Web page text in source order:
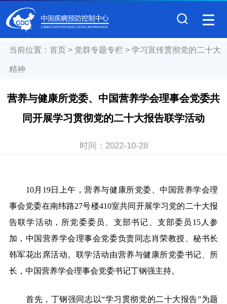
当前位置： 首页> 党群专题专栏 > 学习宣传贯彻党的二十大
精神
营养与健康所党委、中国营养学会理事会党委共
同开展学习贯彻党的二十大报告联学活动
时间： 2022-10-28
10月19日上午，营养与健康所党委、中国营养学会理
事会党委在南纬路27号楼410室共同开展学习党的二十大报
告联学活动，所党委委员、支部书记、支部委员15人参
加，中国营养学会理事会党委负责同志肖荣教授、秘书长
韩军花出席活动。联学活动由营养与健康所党委书记、所
长，中国营养学会理事会党委书记丁钢强主持。
首先，丁钢强同志以“学习贯彻党的二十大报告”为题